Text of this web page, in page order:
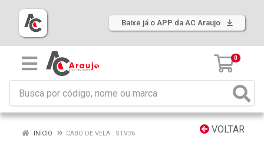
Baixe já o APP da AC Araujo
0
VOLTAR
INÍCIO CABO DE VELA : STV36